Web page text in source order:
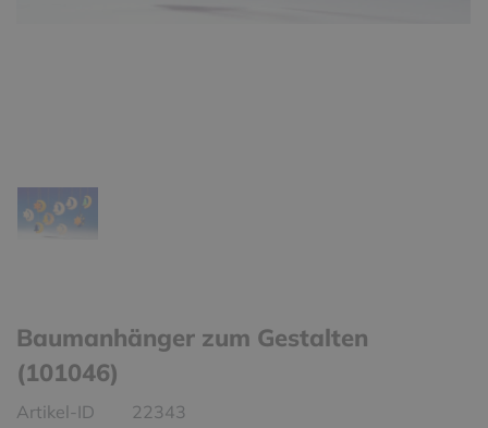
Baumanhänger zum Gestalten
(101046)
Artikel-ID 22343